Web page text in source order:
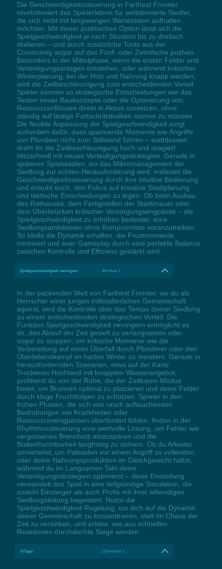
Die Geschwindigkeitssteuerung in Farthest Frontier
revolutioniert das Spielerlebnis für ambitionierte Siedler,
die sich nicht mit langwierigen Wartezeiten aufhalten
möchten. Mit dieser praktischen Option lässt sich die
Spielgeschwindigkeit je nach Situation bis zu dreifach
skalieren – und durch zusätzliche Tools aus der
Community sogar auf das Fünf- oder Zehnfache pushen.
Besonders in der Mittelphase, wenn die ersten Felder und
Verteidigungsanlagen entstehen, oder während kritischer
Winterplanung, bei der Holz und Nahrung knapp werden,
wird die Zeitbeschleunigung zum entscheidenden Vorteil.
Spieler können so strategische Entscheidungen wie das
Testen neuer Baukonzepte oder die Optimierung von
Ressourcenflüssen direkt in Aktion umsetzen, ohne
ständig auf lästige Fortschrittsbalken starren zu müssen.
Die flexible Anpassung der Spielgeschwindigkeit sorgt
außerdem dafür, dass spannende Momente wie Angriffe
von Plündern nicht zum Stillstand führen – stattdessen
dreht ihr die Zeitbeschleunigung hoch und reagiert
blitzschnell mit neuen Verteidigungsstrategien. Gerade in
späteren Spielstadien, wo das Mikromanagement der
Siedlung zur echten Herausforderung wird, entlastet die
Geschwindigkeitssteuerung durch ihre intuitive Bedienung
und erlaubt euch, den Fokus auf kreative Stadtplanung
und taktische Entscheidungen zu legen. Ob beim Ausbau
des Rathauses, dem Fertigstellen der Stadtmauer oder
dem Überbrücken kritischer Versorgungsengpässe – die
Spielgeschwindigkeit zu erhöhen bedeutet, eure
Siedlungsambitionen ohne Kompromisse voranzutreiben.
So bleibt die Dynamik erhalten, die Frustmomente
minimiert und euer Gameplay durch eine perfekte Balance
zwischen Kontrolle und Effizienz gestärkt wird.
Spielgeschwindigkeit verringern Alt+Num 1
In der packenden Welt von Farthest Frontier, wo du als
Herrscher einer jungen mittelalterlichen Gemeinschaft
agierst, wird die Kontrolle über das Tempo deiner Siedlung
zu einem entscheidenden strategischen Vorteil. Die
Funktion Spielgeschwindigkeit verringern ermöglicht es
dir, den Ablauf der Zeit gezielt zu verlangsamen oder
sogar zu stoppen, um kritische Momente wie die
Vorbereitung auf einen Überfall durch Plünderer oder den
Überlebenskampf im harten Winter zu meistern. Gerade in
herausfordernden Szenarien, etwa auf der Karte
Trockenes Hochland mit knappem Wasserangebot,
profitierst du von der Ruhe, die der Zeitlupen-Modus
bietet, um Brunnen optimal zu platzieren und deine Felder
durch kluge Fruchtfolgen zu schützen. Spieler in den
frühen Phasen, die sich von rasch auftauchenden
Bedrohungen wie Krankheiten oder
Ressourcenengpässen überfordert fühlen, finden in der
Rhythmussteuerung eine wertvolle Lösung, um Fehler wie
vergessenes Brennholz einzusparen und die
Bodenfruchtbarkeit langfristig zu sichern. Ob du Arbeiter
umverteilst, um Palisaden vor einem Angriff zu vollenden,
oder deine Nahrungsproduktion im Gleichgewicht hältst,
während du im Langsamen Takt deine
Verteidigungsstrategien optimierst – diese Einstellung
verwandelt das Spiel in eine tiefgründige Simulation, die
sowohl Einsteiger als auch Profis mit ihrer lebendigen
Siedlungsleitung begeistert. Nutze die
Spielgeschwindigkeit-Regelung, um dich auf die Dynamik
deiner Gemeinschaft zu konzentrieren, statt im Chaos der
Zeit zu versinken, und erlebe, wie aus schnellen
Reaktionen durchdachte Siege werden.
-5 Tage LCtrl+Num 1